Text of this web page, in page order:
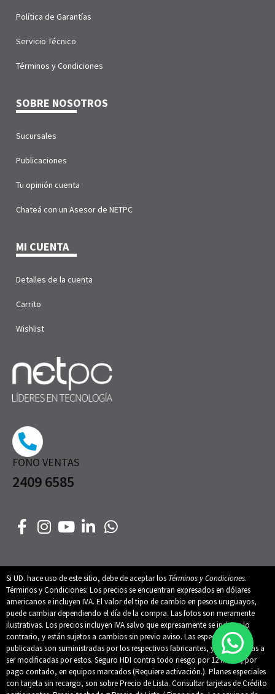
FONO VENTAS
2409 6585
Política de Garantías
Servicio Técnico
Términos y Condiciones
SOBRE NOSOTROS
Sucursales
Publicaciones
Tu opinión cuenta
Chateá con un Asesor de NETPC
MI CUENTA
Detalles de la cuenta
Carrito
Wishlist
Si UD. hace uso de este sitio, debe de aceptar los Términos y Condiciones.
Términos y Condiciones: Los precios se encuentran expresados en dólares
americanos e incluyen IVA. El valor del tipo de cambio en pesos uruguayos,
puede cambiar dependiendo el día de la compra. Las fotos son meramente
ilustrativas. Los precios incluyen IVA salvo que expresamente se indique lo
contrario, y están sujetos a cambios sin previo aviso. Las especificaciones
publicadas son suministradas por los respectivos fabricantes, y están sujetas a
ser modificadas por estos. Seguro HDI contra todo riesgo por 12 meses, por
pago contado, en equipos marcados (Requiere activación.). Planes especiales
con tarjeta sin recargo, son sobre Precio de Lista. Consultar tarjetas de Crédito